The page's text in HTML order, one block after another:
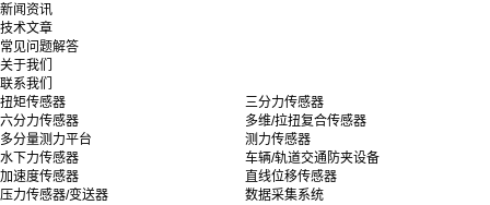
新闻资讯
技术文章
常见问题解答
关于我们
联系我们
扭矩传感器
三分力传感器
六分力传感器
多维/拉扭复合传感器
多分量测力平台
测力传感器
水下力传感器
车辆/轨道交通防夹设备
加速度传感器
直线位移传感器
压力传感器/变送器
数据采集系统